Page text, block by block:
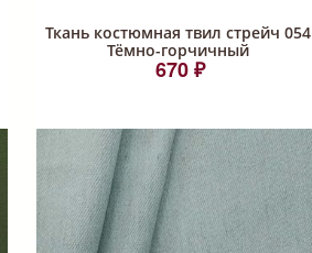
Ткань костюмная твил стрейч 054
Тёмно-горчичный
670 ₽